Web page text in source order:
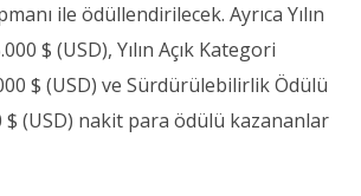
ile ödüllendirilecek. Ayrıca Yılın
$ (USD), Yılın Açık Kategori
$ (USD) ve Sürdürülebilirlik Ödülü
$ (USD) nakit para ödülü kazananlar